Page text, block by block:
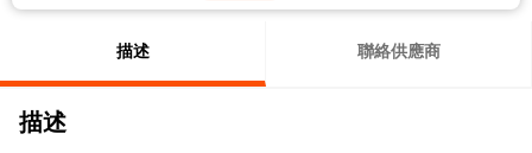
描述 聯絡供應商
描述